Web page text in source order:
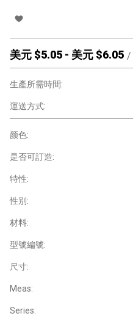
美元 $5.05 - 美元 $6.05 /
生產所需時間:
運送方式:
颜色:
是否可訂造:
特性:
性别:
材料:
型號編號:
尺寸:
Meas:
Series: